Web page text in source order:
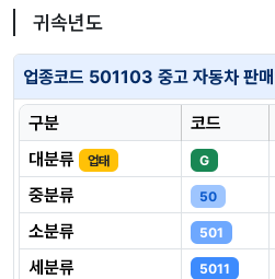
귀속년도
업종코드 501103 중고 자동차 판
구분 코드
대분류
업태 G
중분류
50
소분류
501
세분류
5011